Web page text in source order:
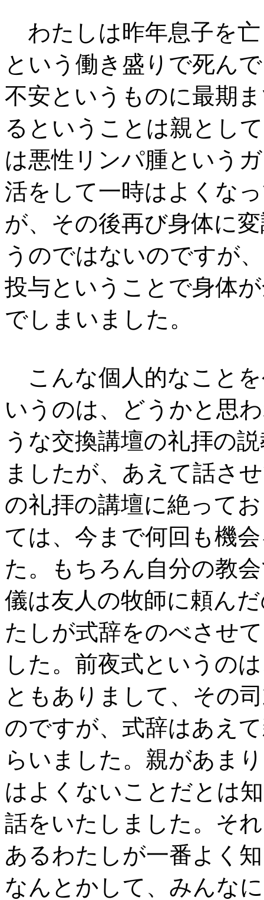
わたしは昨年息子を
という働き盛りで死ん
不安というものに最期
るということは親とし
は悪性リンパ腫という
活をして一時はよくな
が、その後再び身体に
うのではないのですが
投与ということで身体
でしまいました。
こんな個人的なこと
いうのは、どうかと思
うな交換講壇の礼拝の
ましたが、あえて話さ
の礼拝の講壇に絶って
ては、今まで何回も機
た。もちろん自分の教
儀は友人の牧師に頼ん
たしが式辞をのべさせ
した。前夜式というの
ともありまして、その
のですが、式辞はあえ
らいました。親があま
はよくないことだとは
話をいたしました。そ
あるわたしが一番よく
なんとかして、みんな